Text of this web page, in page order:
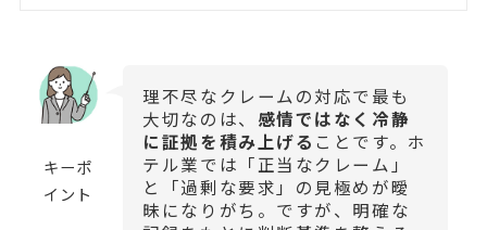
キーポ
イント
理不尽なクレームの対応で最も
大切なのは、 感情ではなく冷静
に証拠を積み上げる ことです。ホ
テル業では「正当なクレーム」
と「過剰な要求」の見極めが曖
昧になりがち。ですが、明確な